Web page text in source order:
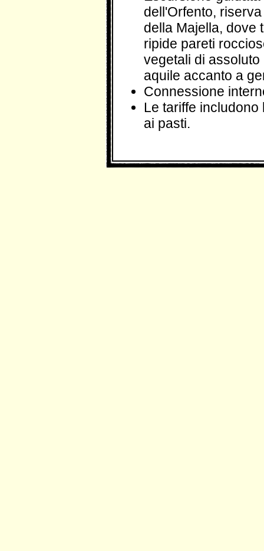
dell'Orfento,
della Majella, dove
ripide pareti
vegetali di
aquile accanto a
Connessione
Le tariffe
ai pasti.